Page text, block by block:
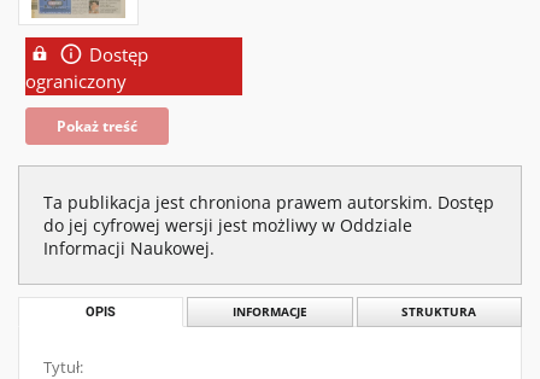
Dostęp
ograniczony
Pokaż treść
Ta publikacja jest chroniona prawem autorskim. Dostęp
do jej cyfrowej wersji jest możliwy w Oddziale
Informacji Naukowej.
OPIS INFORMACJE STRUKTURA
Tytuł: